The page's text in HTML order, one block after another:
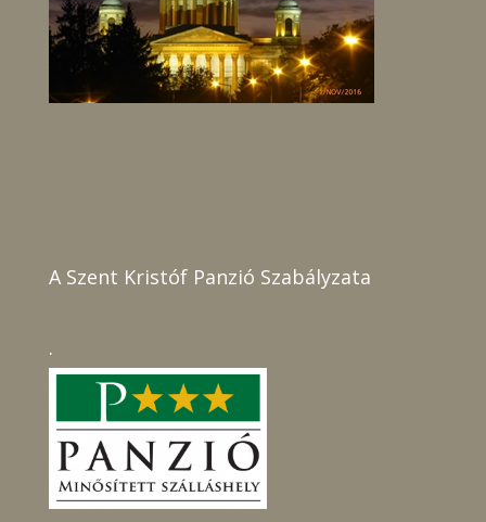
A Szent Kristóf Panzió Szabályzata
.